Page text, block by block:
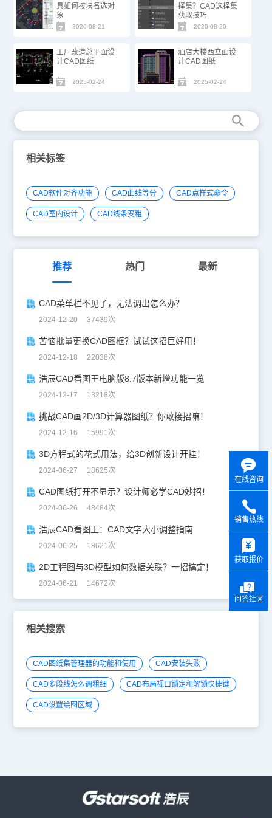
具如何按块名选对
象
2020-08-21
择集？CAD选择集
获取技巧
2020-08-20
工厂改造总平面设
计CAD图纸
2025-02-24
酒店大楼西立面设
计CAD图纸
2025-02-24
相关标签
CAD软件对齐功能 CAD曲线等分 CAD点样式命令
CAD室内设计 CAD线条变粗
推荐 热门 最新
CAD菜单栏不见了，无法调出怎么办？
2024-12-20 37439次
苦恼批量更换CAD图框？试试这招巨好用！
2024-12-18 22038次
浩辰CAD看图王电脑版8.7版本新增功能一览
2024-12-17 13218次
挑战CAD画2D/3D计算器图纸？你敢接招嘛！
2024-12-16 15991次
3D方程式的花式用法，给3D创新设计开挂！
2024-06-27 18625次
CAD图纸打开不显示？设计师必学CAD妙招！
2024-06-26 48484次
浩辰CAD看图王：CAD文字大小调整指南
2024-06-25 18621次
2D工程图与3D模型如何数据关联？一招搞定！
2024-06-21 14672次
相关搜索
CAD图纸集管理器的功能和使用 CAD安装失败
CAD多段线怎么调粗细 CAD布局视口锁定和解锁快捷键
CAD设置绘图区域
在线咨询
销售热线
获取报价
问答社区